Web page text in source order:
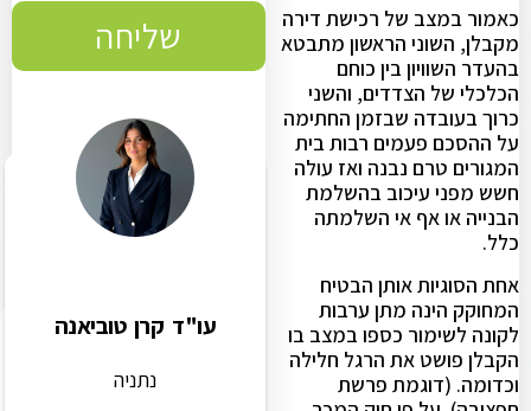
כאמור במצב של רכישת דירה
מקבלן, השוני הראשון מתבטא
בהעדר השוויון בין כוחם
הכלכלי של הצדדים, והשני
כרוך בעובדה שבזמן החתימה
על ההסכם פעמים רבות בית
המגורים טרם נבנה ואז עולה
חשש מפני עיכוב בהשלמת
הבנייה או אף אי השלמתה
כלל.
אחת הסוגיות אותן הבטיח
המחוקק הינה מתן ערבות
לקונה לשימור כספו במצב בו
הקבלן פושט את הרגל חלילה
וכדומה. (דוגמת פרשת
שליחה
עו"ד קרן טוביאנה
נתניה